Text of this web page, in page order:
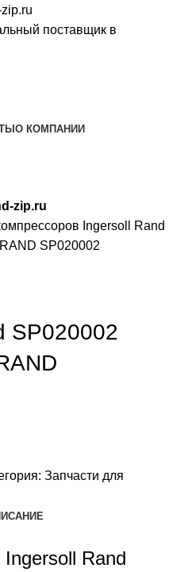
О КОМПАНИИ
zip.ru
Ingersoll Rand
SP020002
SP020002
Запчасти для
Ingersoll Rand